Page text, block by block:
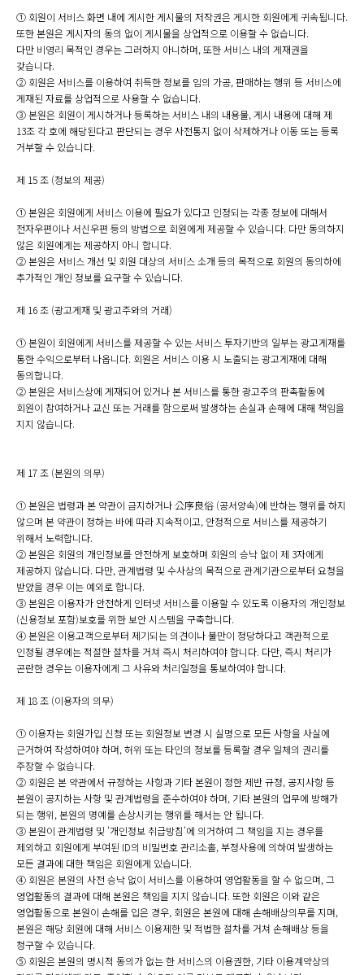
① 회원이 서비스 화면 내에 게시한 게시물의 저작권은 게시한 회원에게 귀속됩니다.
또한 본원은 게시자의 동의 없이 게시물을 상업적으로 이용할 수 없습니다.
다만 비영리 목적인 경우는 그러하지 아니하며, 또한 서비스 내의 게재권을
갖습니다.
② 회원은 서비스를 이용하여 취득한 정보를 임의 가공, 판매하는 행위 등 서비스에
게재된 자료를 상업적으로 사용할 수 없습니다.
③ 본원은 회원이 게시하거나 등록하는 서비스 내의 내용물, 게시 내용에 대해 제
13조 각 호에 해당된다고 판단되는 경우 사전통지 없이 삭제하거나 이동 또는 등록
거부할 수 있습니다.
제 15 조 (정보의 제공)
① 본원은 회원에게 서비스 이용에 필요가 있다고 인정되는 각종 정보에 대해서
전자우편이나 서신우편 등의 방법으로 회원에게 제공할 수 있습니다. 다만 동의하지
않은 회원에게는 제공하지 아니 합니다.
② 본원은 서비스 개선 및 회원 대상의 서비스 소개 등의 목적으로 회원의 동의하에
추가적인 개인 정보를 요구할 수 있습니다.
제 16 조 (광고게재 및 광고주와의 거래)
① 본원이 회원에게 서비스를 제공할 수 있는 서비스 투자기반의 일부는 광고게재를
통한 수익으로부터 나옵니다. 회원은 서비스 이용 시 노출되는 광고게재에 대해
동의합니다.
② 본원은 서비스상에 게재되어 있거나 본 서비스를 통한 광고주의 판촉활동에
회원이 참여하거나 교신 또는 거래를 함으로써 발생하는 손실과 손해에 대해 책임을
지지 않습니다.
제 17 조 (본원의 의무)
① 본원은 법령과 본 약관이 금지하거나 公序良俗 (공서양속)에 반하는 행위를 하지
않으며 본 약관이 정하는 바에 따라 지속적이고, 안정적으로 서비스를 제공하기
위해서 노력합니다.
② 본원은 회원의 개인정보를 안전하게 보호하며 회원의 승낙 없이 제 3자에게
제공하지 않습니다. 다만, 관계법령 및 수사상의 목적으로 관계기관으로부터 요청을
받았을 경우 이는 예외로 합니다.
③ 본원은 이용자가 안전하게 인터넷 서비스를 이용할 수 있도록 이용자의 개인정보
(신용정보 포함)보호를 위한 보안 시스템을 구축합니다.
④ 본원은 이용고객으로부터 제기되는 의견이나 불만이 정당하다고 객관적으로
인정될 경우에는 적절한 절차를 거쳐 즉시 처리하여야 합니다. 다만, 즉시 처리가
곤란한 경우는 이용자에게 그 사유와 처리일정을 통보하여야 합니다.
제 18 조 (이용자의 의무)
① 이용자는 회원가입 신청 또는 회원정보 변경 시 실명으로 모든 사항을 사실에
근거하여 작성하여야 하며, 허위 또는 타인의 정보를 등록할 경우 일체의 권리를
주장할 수 없습니다.
② 회원은 본 약관에서 규정하는 사항과 기타 본원이 정한 제반 규정, 공지사항 등
본원이 공지하는 사항 및 관계법령을 준수하여야 하며, 기타 본원의 업무에 방해가
되는 행위, 본원의 명예를 손상시키는 행위를 해서는 안 됩니다.
③ 본원이 관계법령 및 '개인정보 취급방침'에 의거하여 그 책임을 지는 경우를
제외하고 회원에게 부여된 ID의 비밀번호 관리소홀, 부정사용에 의하여 발생하는
모든 결과에 대한 책임은 회원에게 있습니다.
④ 회원은 본원의 사전 승낙 없이 서비스를 이용하여 영업활동을 할 수 없으며, 그
영업활동의 결과에 대해 본원은 책임을 지지 않습니다. 또한 회원은 이와 같은
영업활동으로 본원이 손해를 입은 경우, 회원은 본원에 대해 손해배상의무를 지며,
본원은 해당 회원에 대해 서비스 이용제한 및 적법한 절차를 거쳐 손해배상 등을
청구할 수 있습니다.
⑤ 회원은 본원의 명시적 동의가 없는 한 서비스의 이용권한, 기타 이용계약상의